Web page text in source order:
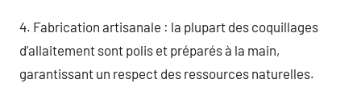
4. Fabrication artisanale : la plupart des coquillages
d’allaitement sont polis et préparés à la main,
garantissant un respect des ressources naturelles.